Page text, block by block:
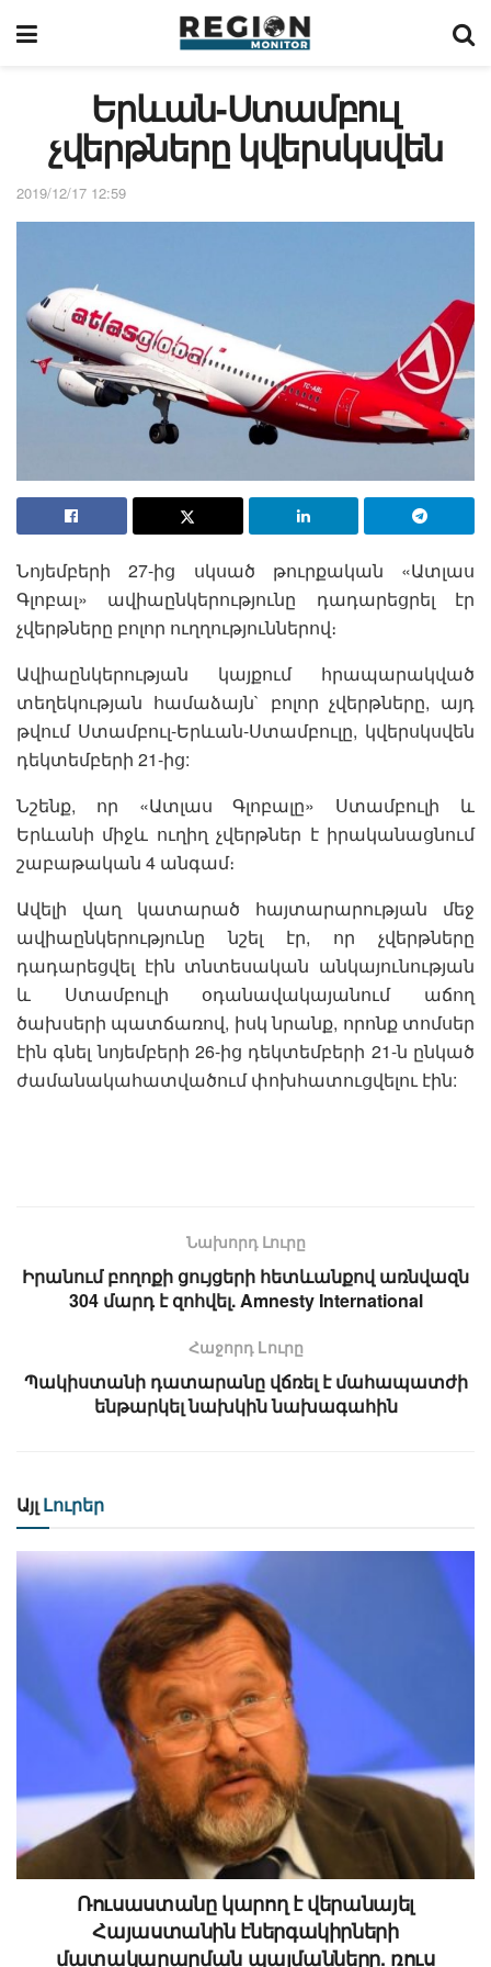
Երևան-Ստամբուլ
չվերթները կվերսկսվեն
2019/12/17 12:59
Նոյեմբերի 27-ից սկսած թուրքական «Ատլաս
Գլոբալ» ավիաընկերությունը դադարեցրել էր
չվերթները բոլոր ուղղություններով։
Ավիաընկերության կայքում հրապարակված
տեղեկության համաձայն` բոլոր չվերթները, այդ
թվում Ստամբուլ-Երևան-Ստամբուլը, կվերսկսվեն
դեկտեմբերի 21-ից:
Նշենք, որ «Ատլաս Գլոբալը» Ստամբուլի և
Երևանի միջև ուղիղ չվերթներ է իրականացնում
շաբաթական 4 անգամ։
Ավելի վաղ կատարած հայտարարության մեջ
ավիաընկերությունը նշել էր, որ չվերթները
դադարեցվել էին տնտեսական անկայունության
և Ստամբուլի օդանավակայանում աճող
ծախսերի պատճառով, իսկ նրանք, որոնք տոմսեր
էին գնել նոյեմբերի 26-ից դեկտեմբերի 21-ն ընկած
ժամանակահատվածում փոխհատուցվելու էին:
Նախորդ Լուրը
Իրանում բողոքի ցույցերի հետևանքով առնվազն
304 մարդ է զոհվել. Amnesty International
Հաջորդ Lուրը
Պակիստանի դատարանը վճռել է մահապատժի
ենթարկել նախկին նախագահին
Այլ Լուրեր
Ռուսաստանը կարող է վերանայել
Հայաստանին էներգակիրների
մատակարարման պայմանները. ռուս